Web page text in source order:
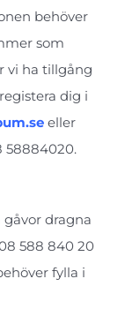
behöver
som
vi ha tillgång
dig i
eller
58884020.
dragna
588 840 20
fylla i